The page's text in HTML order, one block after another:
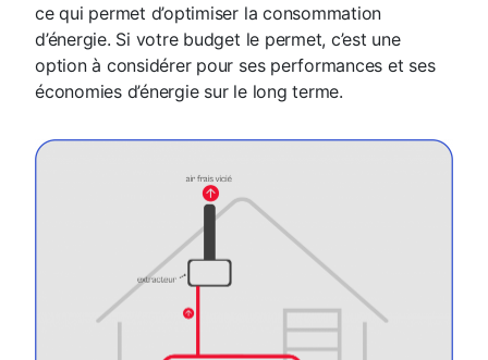
ce qui permet d’optimiser la consommation
d’énergie. Si votre budget le permet, c’est une
option à considérer pour ses performances et ses
économies d’énergie sur le long terme.